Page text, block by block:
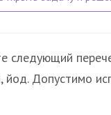
следующий
йод. Допустимо